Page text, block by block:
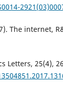
The internet,
Letters, 25(4),